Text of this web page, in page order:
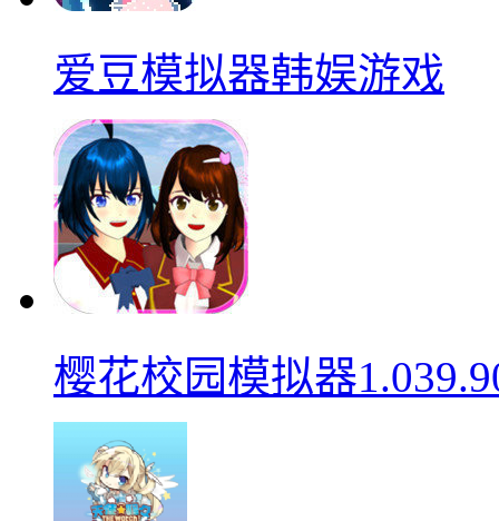
爱豆模拟器韩娱游戏
樱花校园模拟器